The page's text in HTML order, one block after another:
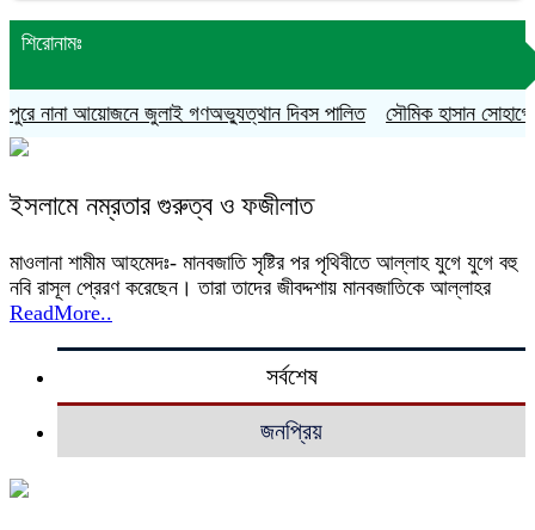
শিরোনামঃ
নানা আয়োজনে জুলাই গণঅভ্যুত্থান দিবস পালিত সৌমিক হাসান
ইসলামে নম্রতার গুরুত্ব ও ফজীলাত
মাওলানা শামীম আহমেদঃ- মানবজাতি সৃষ্টির পর পৃথিবীতে আল্লাহ যুগে যুগে বহু
নবি রাসূল প্রেরণ করেছেন। তারা তাদের জীবদ্দশায় মানবজাতিকে আল্লাহর
ReadMore..
সর্বশেষ
জনপ্রিয়